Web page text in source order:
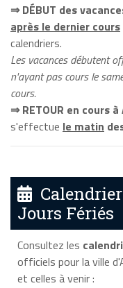
⇒ DÉBUT des
après le dernier cours
calendriers.
Les vacances débutent
n'ayant pas cours le
cours.
⇒ RETOUR en cours
s'effectue le matin
Jours Fériés
Consultez les
officiels pour la ville
et celles à venir :